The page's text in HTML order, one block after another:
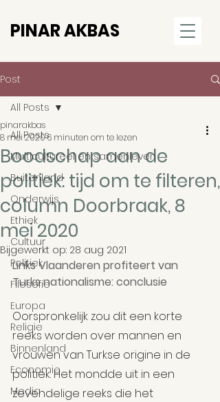
PINAR AKBAS
Post
All Posts
Multicultureel en samenleven
Buitenland
Onderwijs
Ethiek
Cultuur
Politiek
Filosofie
Europa
Religie
Binnenland
Economie
Media
All Posts
Boodschap aan de
politiek: tijd om te filteren,
column Doorbraak, 8
mei 2020
pinarakbas
8 mei 20206 minuten om te lezen
Bijgewerkt op: 28 aug 2021
Links Vlaanderen profiteert van
Turks nationalisme: conclusie
Oorspronkelijk zou dit een korte
reeks worden over mannen en
vrouwen van Turkse origine in de
politiek. Het mondde uit in een
zevendelige reeks die het